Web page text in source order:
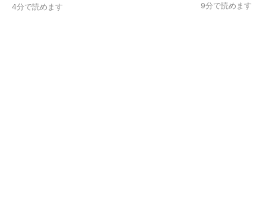
4分で読めます 9分で読めます